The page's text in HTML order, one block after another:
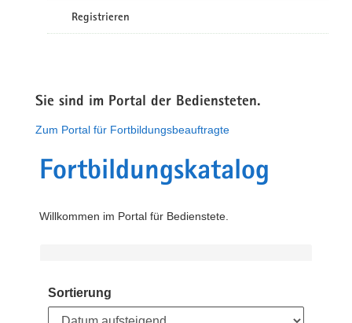
Registrieren
Sie sind im Portal der Bediensteten.
Zum Portal für Fortbildungsbeauftragte
Fortbildungskatalog
Willkommen im Portal für Bedienstete.
Sortierung